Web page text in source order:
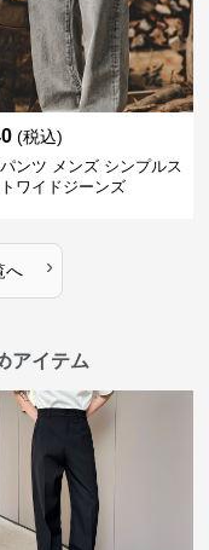
(税込)
ンツ メンズ シンプルス
ワイドジーンズ
へ ›
アイテム